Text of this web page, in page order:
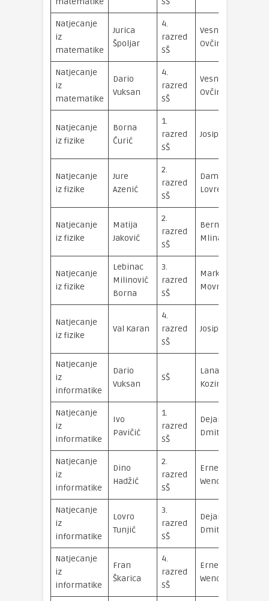
Natjecanje
iz
matematike
Jurica
Špoljar
4.
razred
SŠ
Vesna
Ovčina
Natjecanje
iz
matematike
Dario
Vuksan
4.
razred
SŠ
Vesna
Ovčina
Natjecanje
iz fizike
Borna
Ćurić
1.
razred
SŠ
Josip Iveta
Natjecanje
iz fizike
Jure
Azenić
2.
razred
SŠ
Damir
Lovreković
Natjecanje
iz fizike
Matija
Jaković
2.
razred
SŠ
Bernardica
Mlinarić
Natjecanje
iz fizike
Lebinac
Milinović
Borna
3.
razred
SŠ
Marko
Movre
Natjecanje
iz fizike
Val Karan
4.
razred
SŠ
Josip Iveta
Natjecanje
iz
informatike
Dario
Vuksan
SŠ
Lana
Kozina
Natjecanje
iz
informatike
Ivo
Pavičić
1.
razred
SŠ
Dejan
Dmitrović
Natjecanje
iz
informatike
Dino
Hadžić
2.
razred
SŠ
Ernest
Wendling
Natjecanje
iz
informatike
Lovro
Tunjić
3.
razred
SŠ
Dejan
Dmitrović
Natjecanje
iz
informatike
Fran
Škarica
4.
razred
SŠ
Ernest
Wendling